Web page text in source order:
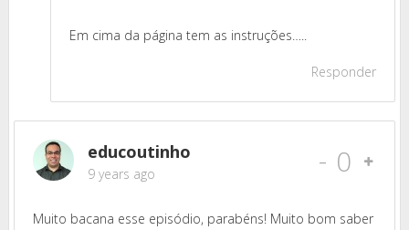
Em cima da página tem as instruções…..
Responder
educoutinho
9 years ago - 0
Muito bacana esse episódio, parabéns! Muito bom saber